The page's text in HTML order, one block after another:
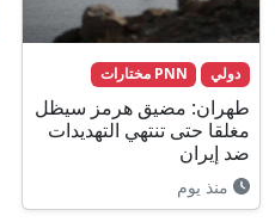
دولي PNN مختارات
طهران: مضيق هرمز سيظل
مغلقا حتى تنتهي التهديدات
ضد إيران
منذ يوم